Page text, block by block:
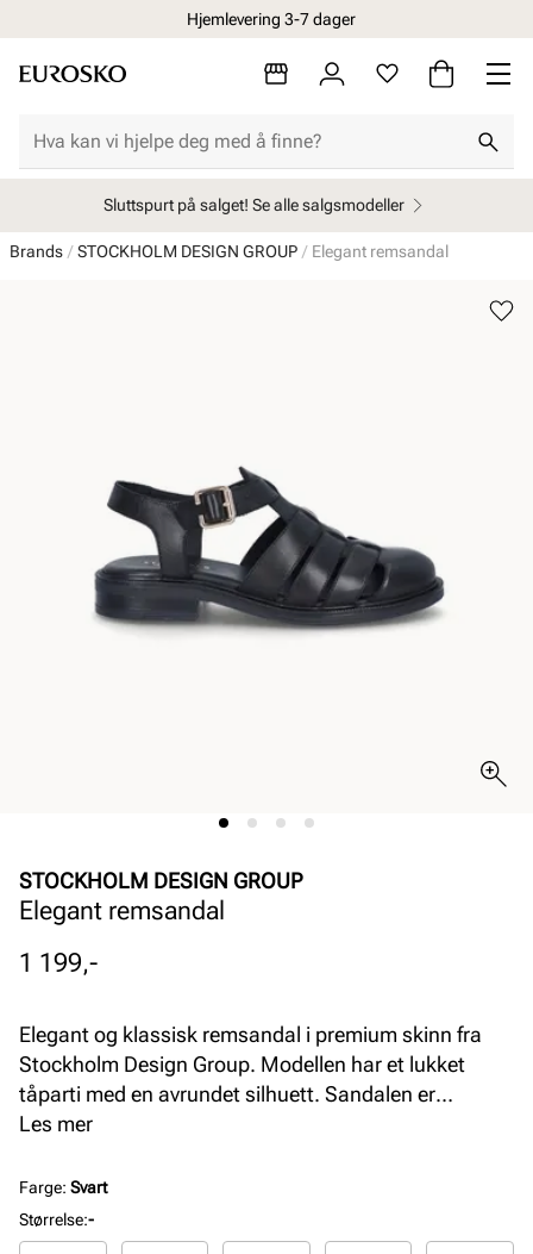
Hjemlevering 3-7 dager
Sluttspurt på salget! Se alle salgsmodeller
Brands STOCKHOLM DESIGN GROUP Elegant remsandal
STOCKHOLM DESIGN GROUP
Elegant remsandal
Pris
1 199,-
Elegant og klassisk remsandal i premium skinn fra
Stockholm Design Group. Modellen har et lukket
tåparti med en avrundet silhuett. Sandalen er
skinnfòret, har en myk innersåle og en komfortabel
gullspenne over vristen.
Les mer
Farge: Svart
Størrelse:-